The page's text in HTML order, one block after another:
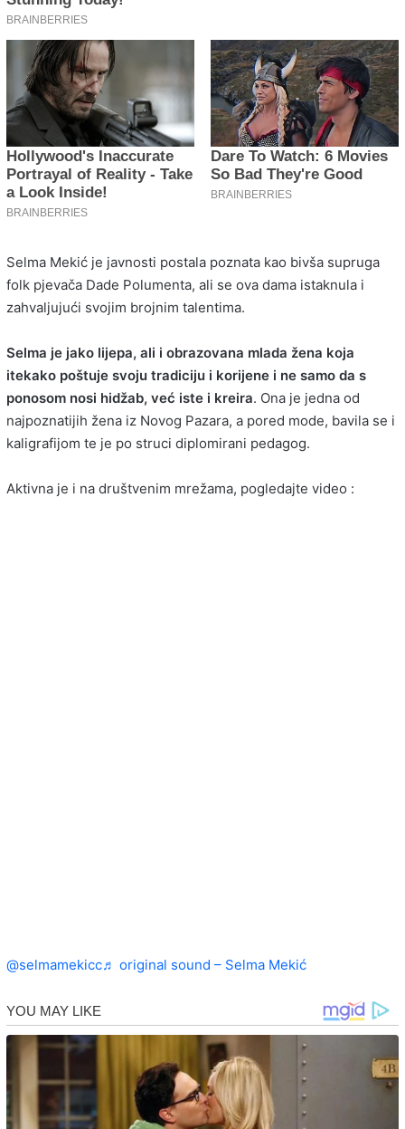
Selma Mekić je javnosti postala poznata kao bivša supruga
folk pjevača Dade Polumenta, ali se ova dama istaknula i
zahvaljujući svojim brojnim talentima.
Selma je jako lijepa, ali i obrazovana mlada žena koja
itekako poštuje svoju tradiciju i korijene i ne samo da s
ponosom nosi hidžab, već iste i kreira. Ona je jedna od
najpoznatijih žena iz Novog Pazara, a pored mode, bavila se i
kaligrafijom te je po struci diplomirani pedagog.
Aktivna je i na društvenim mrežama, pogledajte video :
@selmamekicc♬ original sound – Selma Mekić